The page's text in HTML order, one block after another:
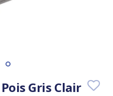
Gris Clair